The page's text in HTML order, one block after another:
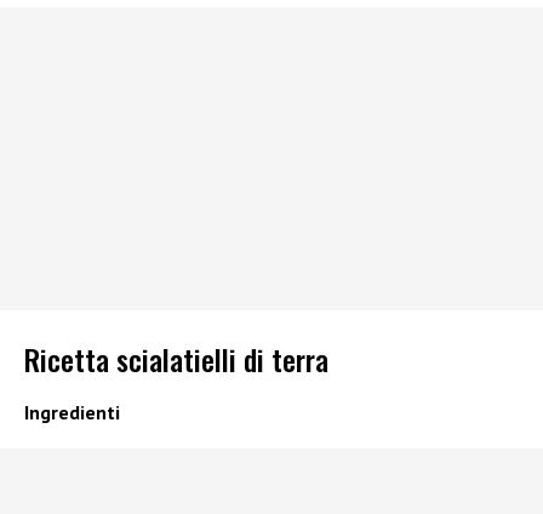
Ricetta scialatielli di terra
Ingredienti